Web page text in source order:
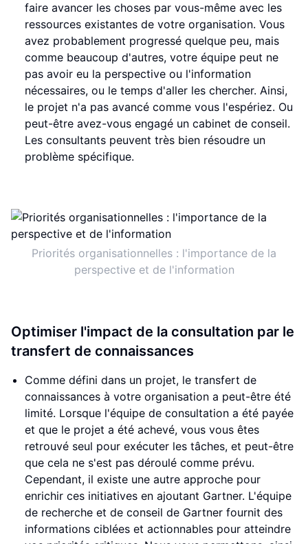
faire avancer les choses par vous-même avec les
ressources existantes de votre organisation. Vous
avez probablement progressé quelque peu, mais
comme beaucoup d'autres, votre équipe peut ne
pas avoir eu la perspective ou l'information
nécessaires, ou le temps d'aller les chercher. Ainsi,
le projet n'a pas avancé comme vous l'espériez. Ou
peut-être avez-vous engagé un cabinet de conseil.
Les consultants peuvent très bien résoudre un
problème spécifique.
Priorités organisationnelles : l'importance de la
perspective et de l'information
Optimiser l'impact de la consultation par le
transfert de connaissances
Comme défini dans un projet, le transfert de
connaissances à votre organisation a peut-être été
limité. Lorsque l'équipe de consultation a été payée
et que le projet a été achevé, vous vous êtes
retrouvé seul pour exécuter les tâches, et peut-être
que cela ne s'est pas déroulé comme prévu.
Cependant, il existe une autre approche pour
enrichir ces initiatives en ajoutant Gartner. L'équipe
de recherche et de conseil de Gartner fournit des
informations ciblées et actionnables pour atteindre